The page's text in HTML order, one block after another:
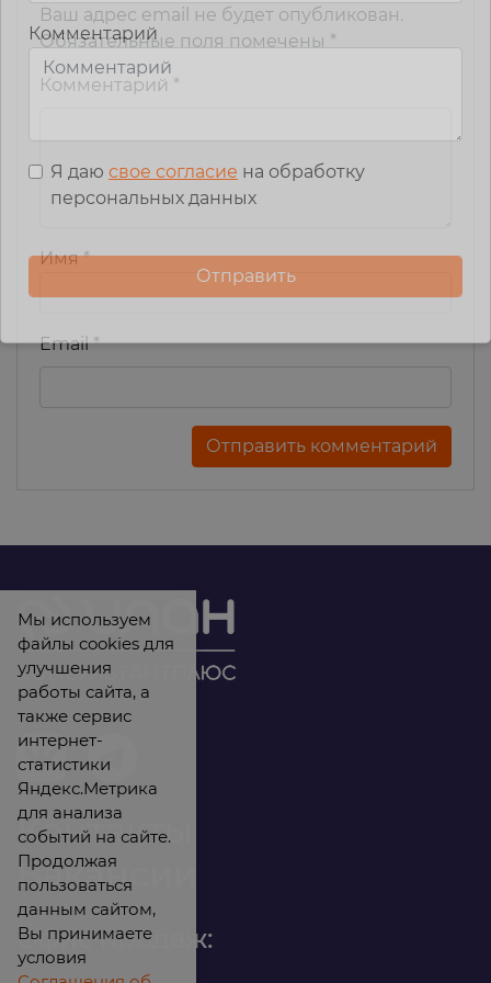
Ваш адрес email не будет опубликован.
Обязательные поля помечены *
Комментарий *
Имя*
Email*
Контакты
Вакансии
Офис продаж:
Комментарий
Я даю свое согласие на обработку
персональных данных
Мы используем
файлы cookies для
улучшения
работы сайта, а
также сервис
интернет-
статистики
Яндекс.Метрика
для анализа
событий на сайте.
Продолжая
пользоваться
данным сайтом,
Вы принимаете
условия